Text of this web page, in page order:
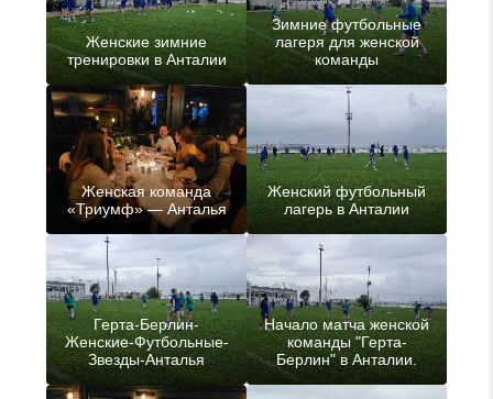
Женские зимние
тренировки в Анталии
Зимние футбольные
лагеря для женской
команды
Женская команда
«Триумф» — Анталья
Женский футбольный
лагерь в Анталии
Герта-Берлин-
Женские-Футбольные-
Звезды-Анталья
Начало матча женской
команды "Герта-
Берлин" в Анталии.